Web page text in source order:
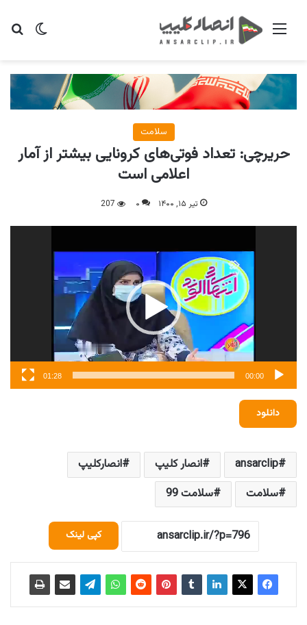
تغییر منو
سلامت
حریرچی: تعداد فوتی‌های کرونایی بیشتر از آمار
اعلامی است
تیر ۱۵, ۱۴۰۰ ۰ 207
نمایشگر
00:00
01:28
دانلود
ansarclip انصار کلیپ
انصارکلیپ
سلامت
سلامت 99
کپی لینک